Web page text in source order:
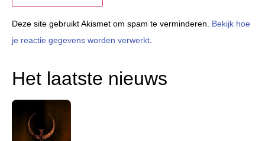
Deze site gebruikt Akismet om spam te verminderen. Bekijk hoe
je reactie gegevens worden verwerkt.
Het laatste nieuws